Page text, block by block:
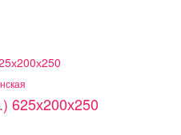
625х200х250